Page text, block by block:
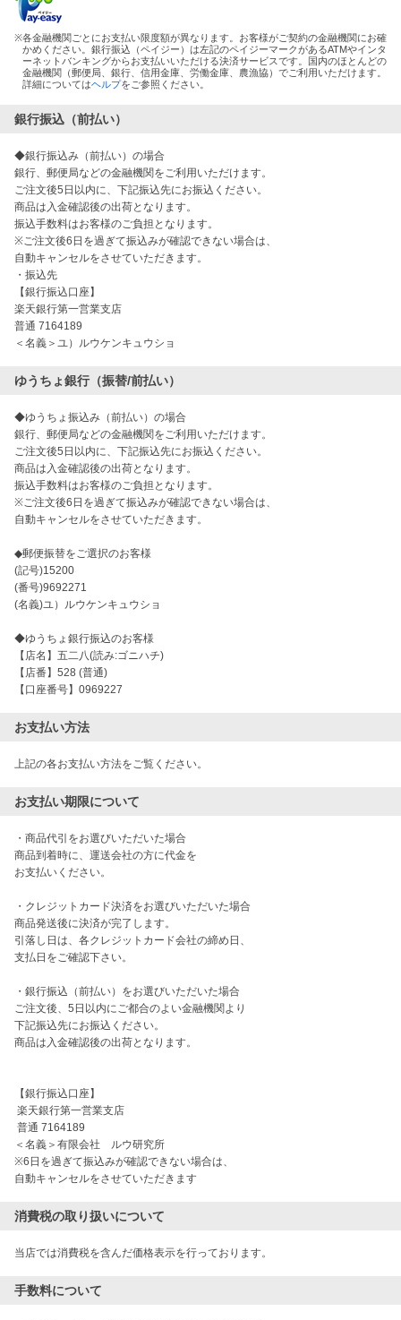
※各金融機関ごとにお支払い限度額が異なります。お客様がご契約の金融機関にお確
かめください。銀行振込（ペイジー）は左記のペイジーマークがあるATMやインタ
ーネットバンキングからお支払いいただける決済サービスです。国内のほとんどの
金融機関（郵便局、銀行、信用金庫、労働金庫、農漁協）でご利用いただけます。
詳細についてはヘルプをご参照ください。
銀行振込（前払い）
◆銀行振込み（前払い）の場合
銀行、郵便局などの金融機関をご利用いただけます。
ご注文後5日以内に、下記振込先にお振込ください。
商品は入金確認後の出荷となります。
振込手数料はお客様のご負担となります。
※ご注文後6日を過ぎて振込みが確認できない場合は、
自動キャンセルをさせていただきます。
・振込先
【銀行振込口座】
楽天銀行第一営業支店
普通 7164189
＜名義＞ユ）ルウケンキュウショ
ゆうちょ銀行（振替/前払い）
◆ゆうちょ振込み（前払い）の場合
銀行、郵便局などの金融機関をご利用いただけます。
ご注文後5日以内に、下記振込先にお振込ください。
商品は入金確認後の出荷となります。
振込手数料はお客様のご負担となります。
※ご注文後6日を過ぎて振込みが確認できない場合は、
自動キャンセルをさせていただきます。
◆郵便振替をご選択のお客様
(記号)15200
(番号)9692271
(名義)ユ）ルウケンキュウショ
◆ゆうちょ銀行振込のお客様
【店名】五二八(読み:ゴニハチ)
【店番】528 (普通)
【口座番号】0969227
お支払い方法
上記の各お支払い方法をご覧ください。
お支払い期限について
・商品代引をお選びいただいた場合
商品到着時に、運送会社の方に代金を
お支払いください。
・クレジットカード決済をお選びいただいた場合
商品発送後に決済が完了します。
引落し日は、各クレジットカード会社の締め日、
支払日をご確認下さい。
・銀行振込（前払い）をお選びいただいた場合
ご注文後、5日以内にご都合のよい金融機関より
下記振込先にお振込ください。
商品は入金確認後の出荷となります。
【銀行振込口座】
＜名義＞有限会社　ルウ研究所
※6日を過ぎて振込みが確認できない場合は、
自動キャンセルをさせていただきます
消費税の取り扱いについて
当店では消費税を含んだ価格表示を行っております。
手数料について